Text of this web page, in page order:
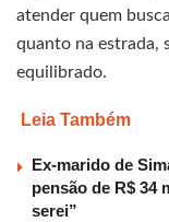
atender quem
quanto na estrada,
equilibrado.
Leia Também
Ex-marido de
pensão de R$ 34
serei”